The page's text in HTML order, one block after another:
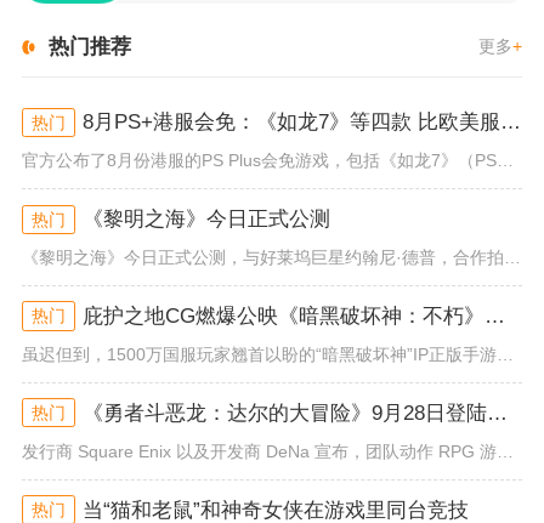
热门推荐 更多+
热门 8月PS+港服会免：《如龙7》等四款 比欧美服多一款
官方公布了8月份港服的PS Plus会免游戏，包括《如龙7》（PS4/PS5）、《小小梦魇》（PS4）、《托尼霍克职业滑...
热门 《黎明之海》今日正式公测
热门 庇护之地CG燃爆公映《暗黑破坏神：不朽》今日全平台上线
虽迟但到，1500万国服玩家翘首以盼的“暗黑破坏神”IP正版手游《暗黑破坏神：不朽》已于今日全平台上线！动作RPG王者再...
热门 《勇者斗恶龙：达尔的大冒险》9月28日登陆苹果谷歌应用商店
发行商 Square Enix 以及开发商 DeNa 宣布，团队动作 RPG 游戏《勇者斗恶龙：达尔的大冒险 魂之绊》将...
热门 当“猫和老鼠”和神奇女侠在游戏里同台竞技